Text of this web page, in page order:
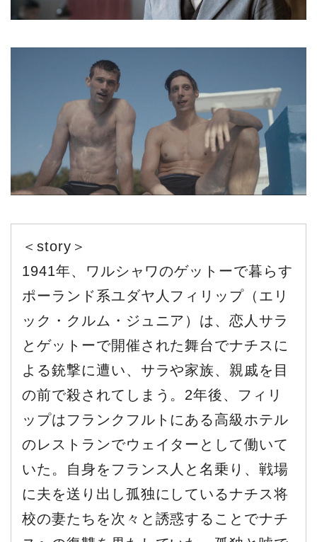
＜story＞
1941年、ワルシャワのゲットーで暮らす
ポーランド系ユダヤ人フィリップ（エリ
ック・クルム・ジュニア）は、恋人サラ
とゲットーで開催された舞台でナチスに
よる銃撃に遭い、サラや家族、親戚を目
の前で殺されてしまう。2年後、フィリ
ップはフランクフルトにある高級ホテル
のレストランでウェイターとして働いて
いた。自身をフランス人と名乗り、戦場
に夫を送り出し孤独にしているナチス将
校の妻たちを次々と誘惑することでナチ